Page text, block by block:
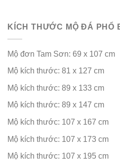
KÍCH THƯỚC MỘ ĐÁ PHỔ
Mộ đơn Tam Sơn: 69 x 107 cm
Mộ kích thước: 81 x 127 cm
Mộ kích thước: 89 x 133 cm
Mộ kích thước: 89 x 147 cm
Mộ kích thước: 107 x 167 cm
Mộ kích thước: 107 x 173 cm
Mộ kích thước: 107 x 195 cm